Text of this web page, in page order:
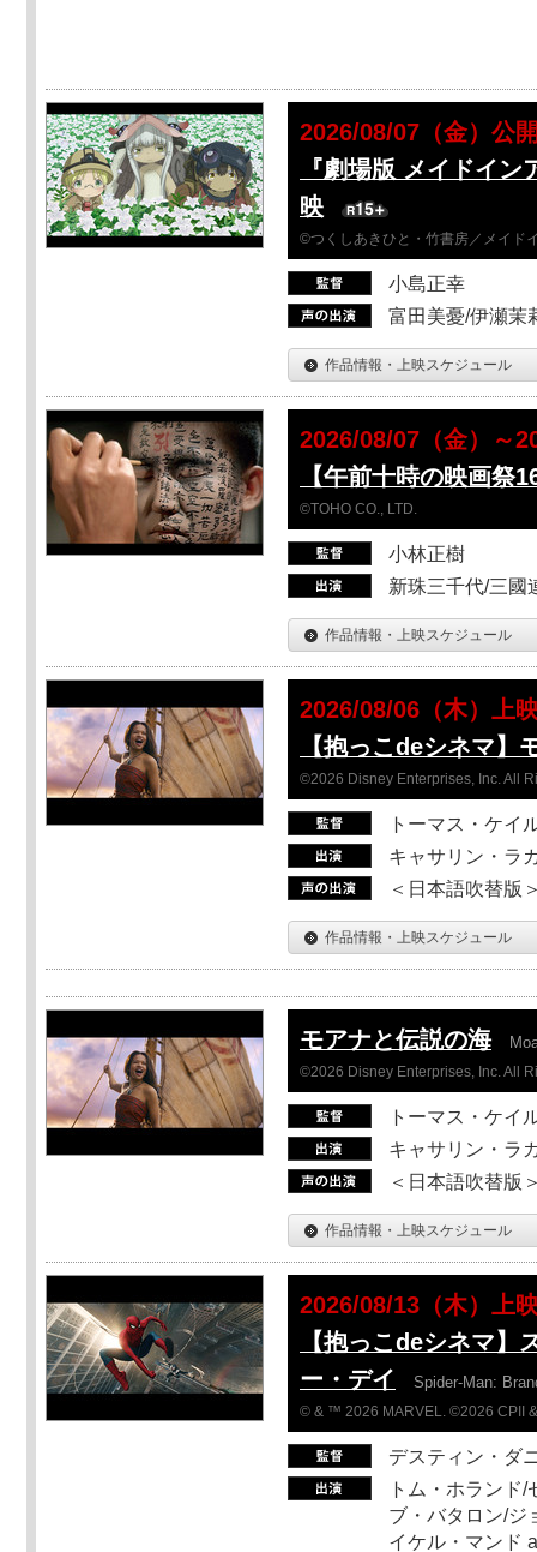
2026/08/07（金）公
『劇場版 メイドイ
映
©つくしあきひと・竹書房／メイド
小島正幸
富田美憂/伊瀬茉
作品情報・上映スケジュール
2026/08/07（金）～
【午前十時の映画祭
©TOHO CO., LTD.
小林正樹
新珠三千代/三國
作品情報・上映スケジュール
2026/08/06（木）上
【抱っこdeシネマ】
©2026 Disney Enterprises, Inc. All
トーマス・ケイ
キャサリン・ラ
＜日本語吹替版
作品情報・上映スケジュール
モアナと伝説の海
©2026 Disney Enterprises, Inc. All
トーマス・ケイ
キャサリン・ラ
＜日本語吹替版
作品情報・上映スケジュール
2026/08/13（木）上
【抱っこdeシネマ】
ー・デイ
Spider-Man:
© & ™ 2026 MARVEL. ©2026 CPII
デスティン・ダ
トム・ホランド
ブ・バタロン/ジ
イケル・マンド